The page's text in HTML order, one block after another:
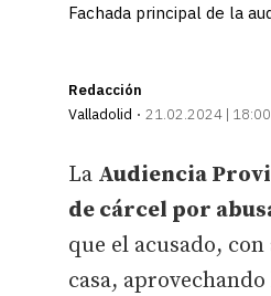
Fachada principal de la
Redacción
Valladolid
21.02.2024 | 18:00
La Audiencia
de cárcel por
que el acusado,
casa,